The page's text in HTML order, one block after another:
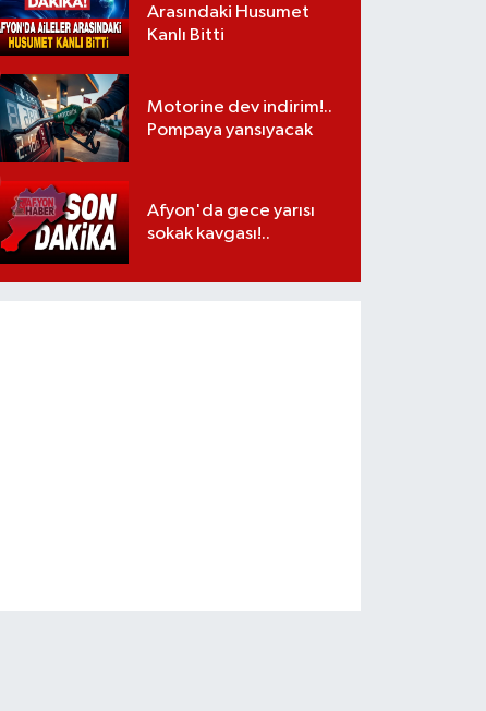
Arasındaki Husumet
Kanlı Bitti
Motorine dev indirim!..
Pompaya yansıyacak
Afyon'da gece yarısı
sokak kavgası!..